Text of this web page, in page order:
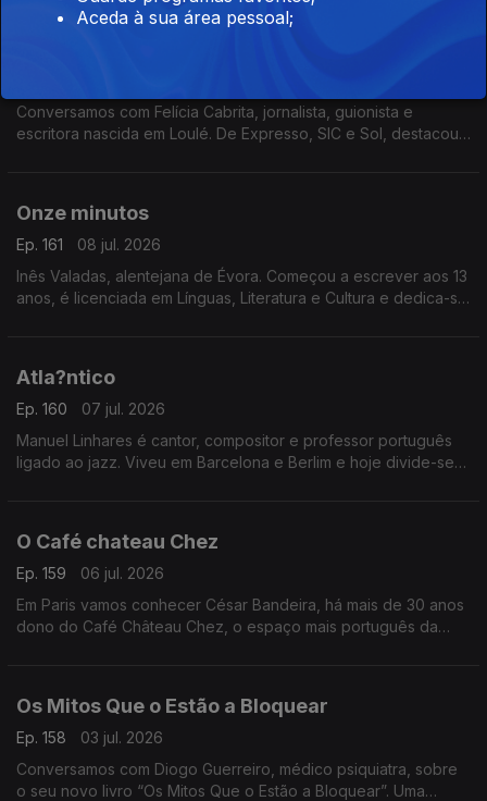
numa homenagem à sua notável carreira artística.
Conversamos com Felícia Cabrita, jornalista, guionista e
escritora nascida em Loulé. De Expresso, SIC e Sol, destacou-
Onze minutos
Ep. 161
08 jul. 2026
Inês Valadas, alentejana de Évora. Começou a escrever aos 13
anos, é licenciada em Línguas, Literatura e Cultura e dedica-se
Atla?ntico
Ep. 160
07 jul. 2026
Manuel Linhares é cantor, compositor e professor português
ligado ao jazz. Viveu em Barcelona e Berlim e hoje divide-se
O Café chateau Chez
Ep. 159
06 jul. 2026
Em Paris vamos conhecer César Bandeira, há mais de 30 anos
dono do Café Château Chez, o espaço mais português da
Os Mitos Que o Estão a Bloquear
Ep. 158
03 jul. 2026
Conversamos com Diogo Guerreiro, médico psiquiatra, sobre
o seu novo livro “Os Mitos Que o Estão a Bloquear”. Uma
Aceda à sua área pessoal;